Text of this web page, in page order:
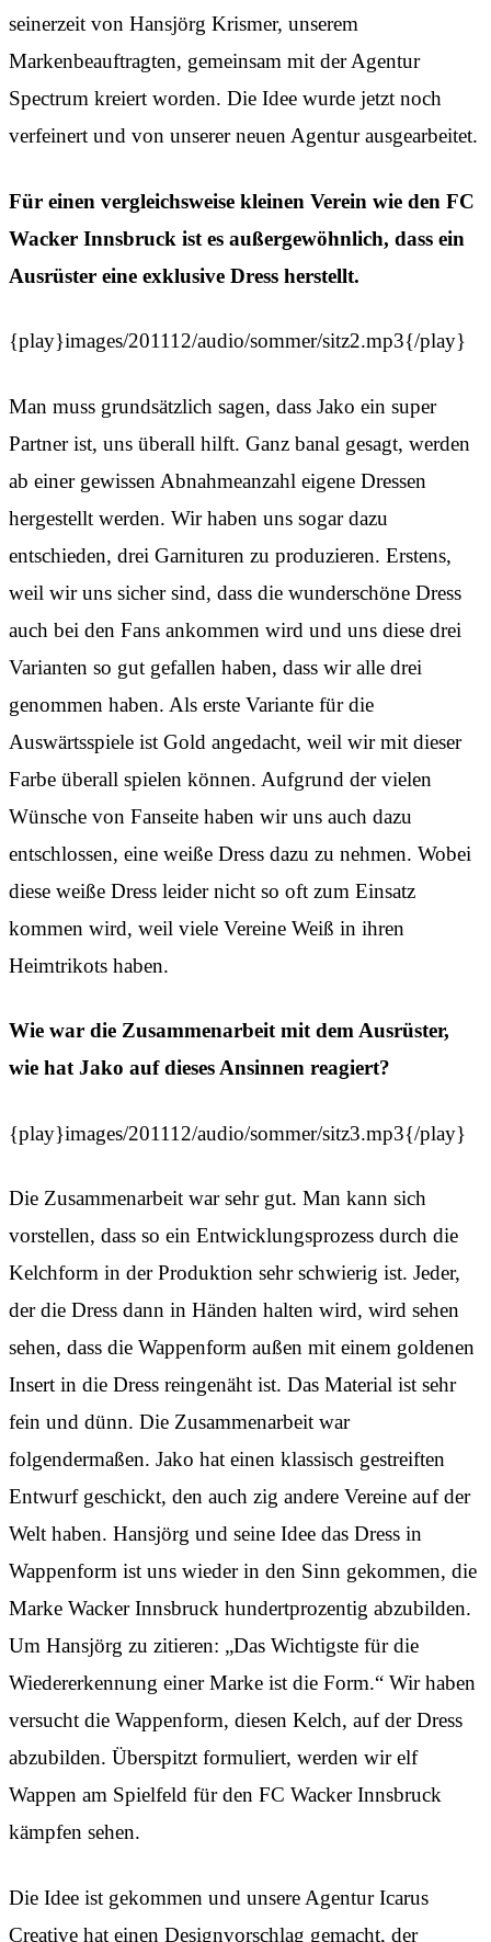
seinerzeit von Hansjörg Krismer, unserem
Markenbeauftragten, gemeinsam mit der Agentur
Spectrum kreiert worden. Die Idee wurde jetzt noch
verfeinert und von unserer neuen Agentur ausgearbeitet.
Für einen vergleichsweise kleinen Verein wie den FC
Wacker Innsbruck ist es außergewöhnlich, dass ein
Ausrüster eine exklusive Dress herstellt.
{play}images/201112/audio/sommer/sitz2.mp3{/play}
Man muss grundsätzlich sagen, dass Jako ein super
Partner ist, uns überall hilft. Ganz banal gesagt, werden
ab einer gewissen Abnahmeanzahl eigene Dressen
hergestellt werden. Wir haben uns sogar dazu
entschieden, drei Garnituren zu produzieren. Erstens,
weil wir uns sicher sind, dass die wunderschöne Dress
auch bei den Fans ankommen wird und uns diese drei
Varianten so gut gefallen haben, dass wir alle drei
genommen haben. Als erste Variante für die
Auswärtsspiele ist Gold angedacht, weil wir mit dieser
Farbe überall spielen können. Aufgrund der vielen
Wünsche von Fanseite haben wir uns auch dazu
entschlossen, eine weiße Dress dazu zu nehmen. Wobei
diese weiße Dress leider nicht so oft zum Einsatz
kommen wird, weil viele Vereine Weiß in ihren
Heimtrikots haben.
Wie war die Zusammenarbeit mit dem Ausrüster,
wie hat Jako auf dieses Ansinnen reagiert?
{play}images/201112/audio/sommer/sitz3.mp3{/play}
Die Zusammenarbeit war sehr gut. Man kann sich
vorstellen, dass so ein Entwicklungsprozess durch die
Kelchform in der Produktion sehr schwierig ist. Jeder,
der die Dress dann in Händen halten wird, wird sehen
sehen, dass die Wappenform außen mit einem goldenen
Insert in die Dress reingenäht ist. Das Material ist sehr
fein und dünn. Die Zusammenarbeit war
folgendermaßen. Jako hat einen klassisch gestreiften
Entwurf geschickt, den auch zig andere Vereine auf der
Welt haben. Hansjörg und seine Idee das Dress in
Wappenform ist uns wieder in den Sinn gekommen, die
Marke Wacker Innsbruck hundertprozentig abzubilden.
Um Hansjörg zu zitieren: „Das Wichtigste für die
Wiedererkennung einer Marke ist die Form.“ Wir haben
versucht die Wappenform, diesen Kelch, auf der Dress
abzubilden. Überspitzt formuliert, werden wir elf
Wappen am Spielfeld für den FC Wacker Innsbruck
kämpfen sehen.
Die Idee ist gekommen und unsere Agentur Icarus
Creative hat einen Designvorschlag gemacht, der